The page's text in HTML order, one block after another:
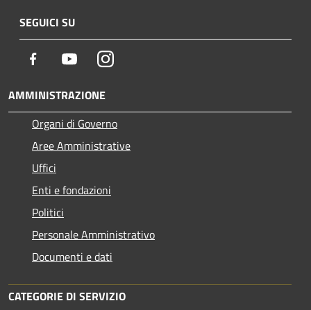
SEGUICI SU
Facebook YoutubeInstagram
AMMINISTRAZIONE
Organi di Governo
Aree Amministrative
Uffici
Enti e fondazioni
Politici
Personale Amministrativo
Documenti e dati
CATEGORIE DI SERVIZIO